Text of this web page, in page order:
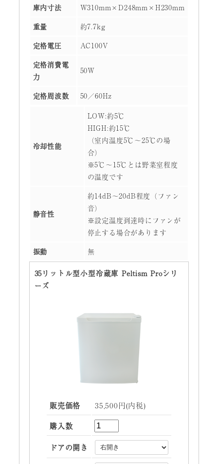
庫内寸法
W310mm×D248mm×H230mm
重量
約7.7kg
定格電圧
AC100V
定格消費電
力
50W
定格周波数 50／60Hz
冷却性能
LOW:約5℃
HIGH:約15℃
（室内温度5℃～25℃の場
合）
※5℃～15℃とは野菜室程度
の温度です
静音性
約14dB～20dB程度（ファン
音）
※設定温度到達時にファンが
停止する場合があります
振動
無
35リットル型小型冷蔵庫 Peltism Proシリ
ーズ
販売価格
35,500円(内税)
購入数
ドアの開き